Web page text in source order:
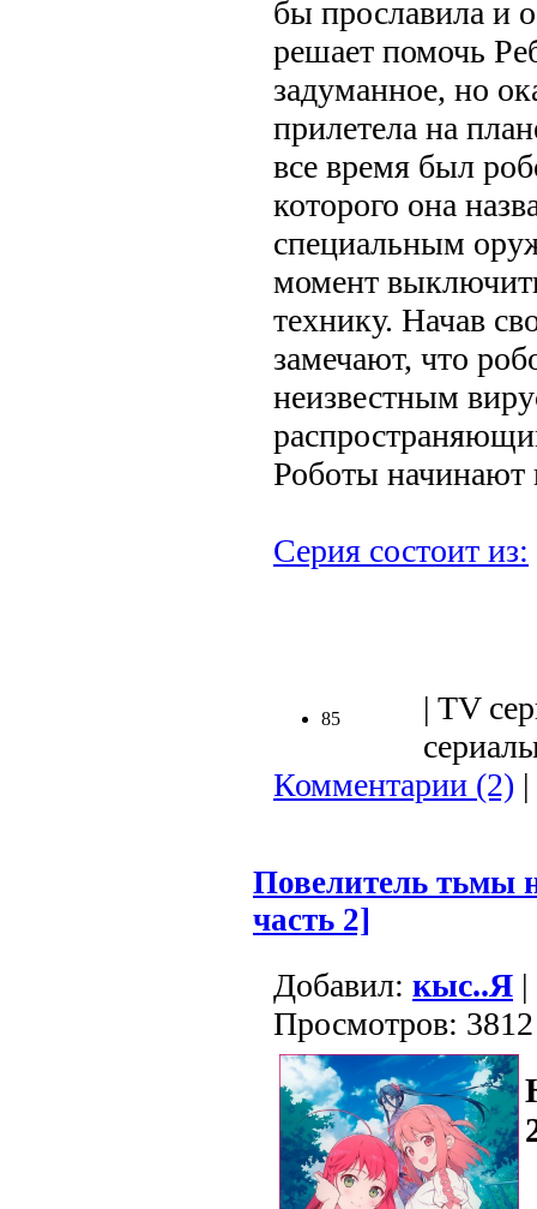
бы прославила и
решает помочь
задуманное, но
прилетела на
все время был
которого она
специальным
момент
технику. Начав
замечают, что
неизвестным
Роботы начинают
Серия состоит из:
85
| TV
Комментарии (2) |
Повелитель тьмы
часть 2]
Добавил: кыс..Я
Просмотров: 3812